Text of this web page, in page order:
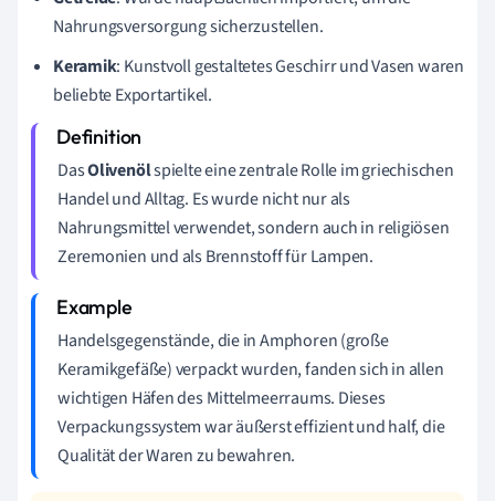
Nahrungsversorgung sicherzustellen.
Keramik: Kunstvoll gestaltetes Geschirr und Vasen waren
beliebte Exportartikel.
DasOlivenölspielte eine zentrale Rolle im griechischen
Handel und Alltag. Es wurde nicht nur als
Nahrungsmittel verwendet, sondern auch in religiösen
Zeremonien und als Brennstoff für Lampen.
Handelsgegenstände, die in Amphoren (große
Keramikgefäße) verpackt wurden, fanden sich in allen
wichtigen Häfen des Mittelmeerraums. Dieses
Verpackungssystem war äußerst effizient und half, die
Qualität der Waren zu bewahren.